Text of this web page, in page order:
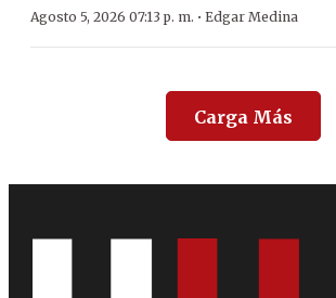
Agosto 5, 2026 07:13 p. m. · Edgar Medina
Carga Más